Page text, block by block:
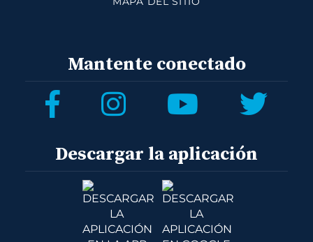
Mantente conectado
Descargar la aplicación